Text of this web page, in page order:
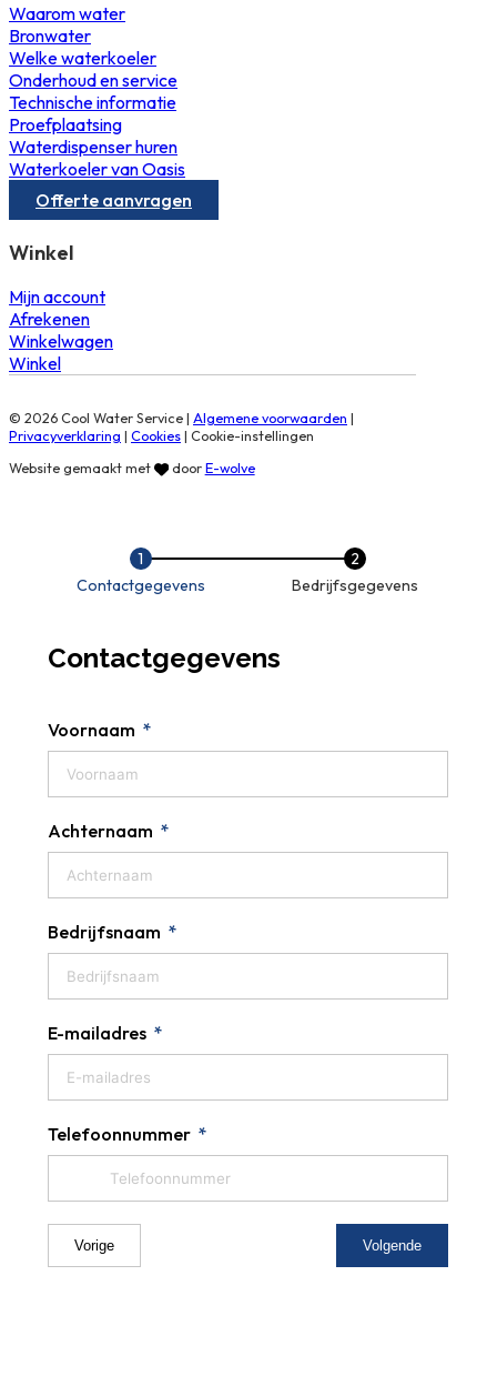
Waarom water
Bronwater
Welke waterkoeler
Onderhoud en service
Technische informatie
Proefplaatsing
Waterdispenser huren
Waterkoeler van Oasis
Offerte aanvragen
Winkel
Mijn account
Afrekenen
Winkelwagen
Winkel
© 2026 Cool Water Service | Algemene voorwaarden |
Privacyverklaring | Cookies| Cookie-instellingen
Website gemaakt met
doorE-wolve
Contactgegevens Bedrijfsgegevens
Contactgegevens
Voornaam
Achternaam
Bedrijfsnaam
E-mailadres
Telefoonnummer
Vorige Volgende